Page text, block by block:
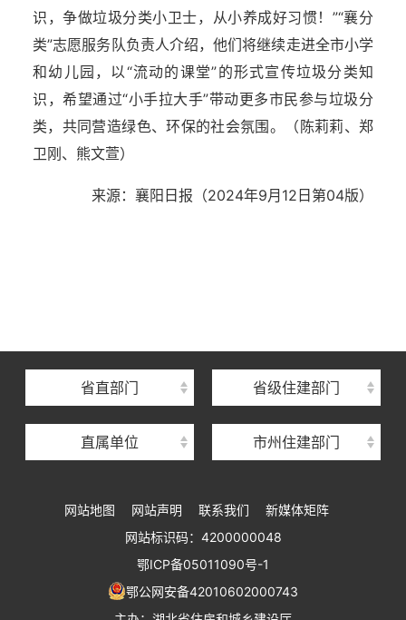
识，争做垃圾分类小卫士，从小养成好习惯！”“襄分
类”志愿服务队负责人介绍，他们将继续走进全市小学
和幼儿园，以“流动的课堂”的形式宣传垃圾分类知
识，希望通过“小手拉大手”带动更多市民参与垃圾分
类，共同营造绿色、环保的社会氛围。（陈莉莉、郑
卫刚、熊文萱）
来源：襄阳日报（2024年9月12日第04版）
省直部门 省级住建部门
直属单位
湖北省住房保障中心
湖北省建设工程质量安全监督总站
湖北省建设工程标准定额管理总站
湖北省住建厅执业资格注册中心
湖北省城乡建设发展中心
湖北城市建设职业技术学院
市州住建部门
网站地图 网站声明 联系我们
新媒体矩阵
网站标识码：4200000048
鄂ICP备05011090号-1
鄂公网安备42010602000743